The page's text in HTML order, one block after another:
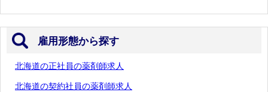
雇用形態から探す
北海道の正社員の薬剤師求人
北海道の契約社員の薬剤師求人